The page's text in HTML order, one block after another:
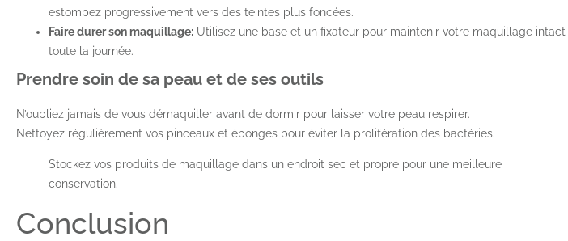
estompez progressivement vers des teintes plus foncées.
Faire durer son maquillage: Utilisez une base et un fixateur pour maintenir votre maquillage intact
toute la journée.
Prendre soin de sa peau et de ses outils
N’oubliez jamais de vous démaquiller avant de dormir pour laisser votre peau respirer.
Nettoyez régulièrement vos pinceaux et éponges pour éviter la prolifération des bactéries.
Stockez vos produits de maquillage dans un endroit sec et propre pour une meilleure
conservation.
Conclusion